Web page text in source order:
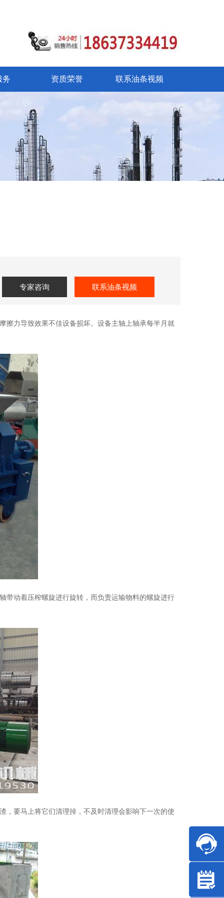
务 资质荣誉 联系油条视频
专家咨询 联系油条视频
力导致效果不佳设备损坏。设备主轴上轴承每半月就
动着压榨螺旋进行旋转，而负责运输物料的螺旋进行
，要马上将它们清理掉，不及时清理会影响下一次的使